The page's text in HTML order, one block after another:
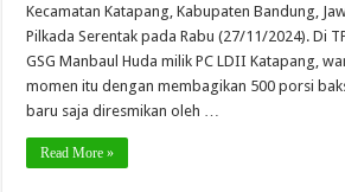
Kecamatan Katapang, Kabupaten Bandung,
Pilkada Serentak pada Rabu (27/11/2024). Di
GSG Manbaul Huda milik PC LDII Katapang,
momen itu dengan membagikan 500 porsi
baru saja diresmikan oleh …
Read More »